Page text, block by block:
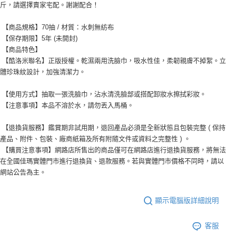
斤，請選擇賣家宅配。謝謝配合！
【商品規格】70抽 / 材質：水刺無紡布
【保存期限】5年 (未開封)
【商品特色】
【酷洛米聯名】正版授權。乾濕兩用洗臉巾，吸水性佳，柔韌親膚不掉絮。立
體珍珠紋設計，加強清潔力。
【使用方式】抽取一張洗臉巾，沾水清洗臉部或搭配卸妝水擦拭彩妝。
【注意事項】本品不溶於水，請勿丟入馬桶。
【退換貨服務】鑑賞期非試用期，退回產品必須是全新狀態且包裝完整 ( 保持
產品、附件、包裝、廠商紙箱及所有附隨文件或資料之完整性 ) 。
【購買注意事項】網路店所售出的商品僅可在網路店進行退換貨服務，將無法
在全國佳瑪實體門市進行退換貨、退款服務。若與實體門市價格不同時，請以
網站公告為主。
顯示電腦版詳細說明
客服